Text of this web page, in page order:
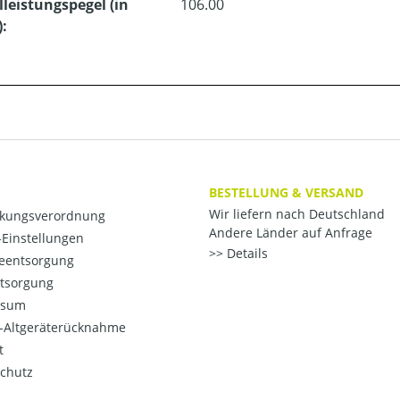
(in
106.00
BESTELLUNG & VERSAND
Wir liefern nach Deutschland
Andere Länder auf Anfrage
Details